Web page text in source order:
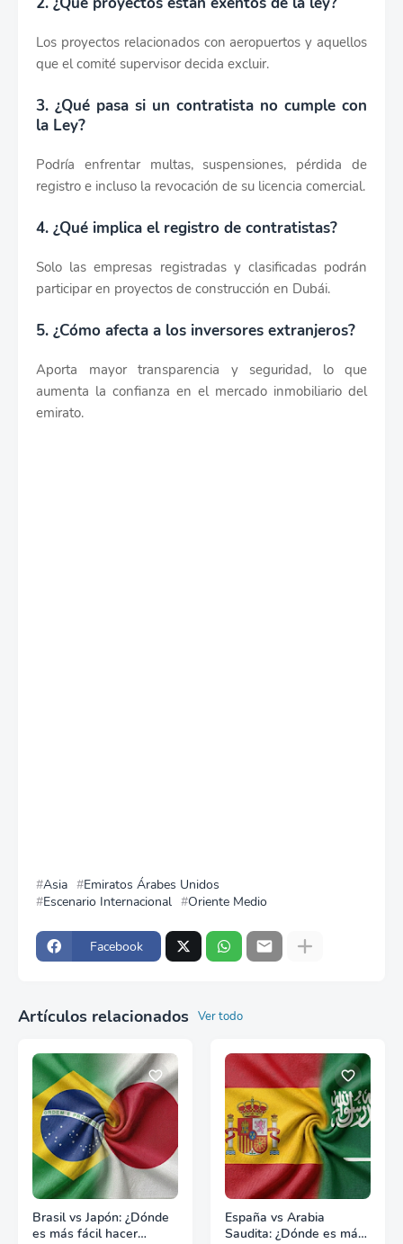
Los proyectos relacionados con aeropuertos y aquellos
que el comité supervisor decida excluir.
3. ¿Qué pasa si un contratista no cumple con
la Ley?
Podría enfrentar multas, suspensiones, pérdida de
registro e incluso la revocación de su licencia comercial.
4. ¿Qué implica el registro de contratistas?
Solo las empresas registradas y clasificadas podrán
participar en proyectos de construcción en Dubái.
5. ¿Cómo afecta a los inversores extranjeros?
Aporta mayor transparencia y seguridad, lo que
aumenta la confianza en el mercado inmobiliario del
emirato.
Asia
Emiratos Árabes Unidos
Escenario Internacional
Oriente Medio
Facebook
Artículos relacionados Ver todo
Brasil vs Japón: ¿Dónde
es más fácil hacer
España vs Arabia
Saudita: ¿Dónde es más